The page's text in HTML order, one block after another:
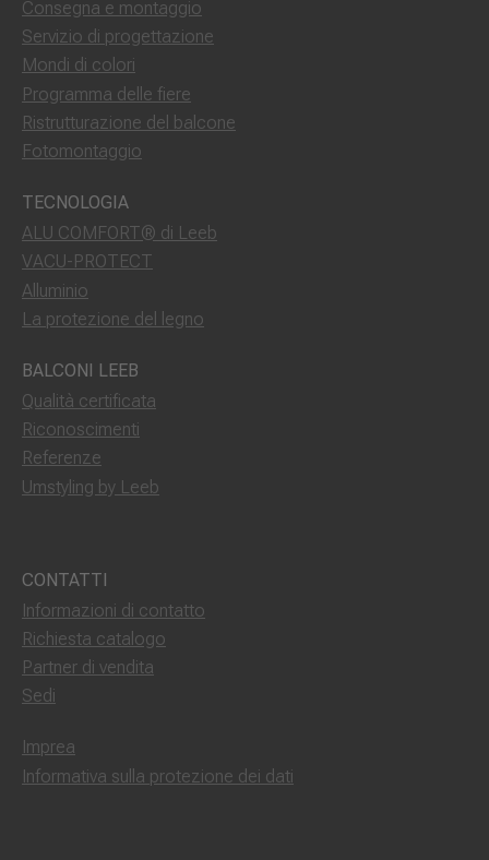
Consegna e montaggio
Servizio di progettazione
Mondi di colori
Programma delle fiere
Ristrutturazione del balcone
Fotomontaggio
TECNOLOGIA
ALU COMFORT® di Leeb
VACU-PROTECT
Alluminio
La protezione del legno
BALCONI LEEB
Qualità certificata
Riconoscimenti
Referenze
Umstyling by Leeb
CONTATTI
Informazioni di contatto
Richiesta catalogo
Partner di vendita
Sedi
Imprea
Informativa sulla protezione dei dati